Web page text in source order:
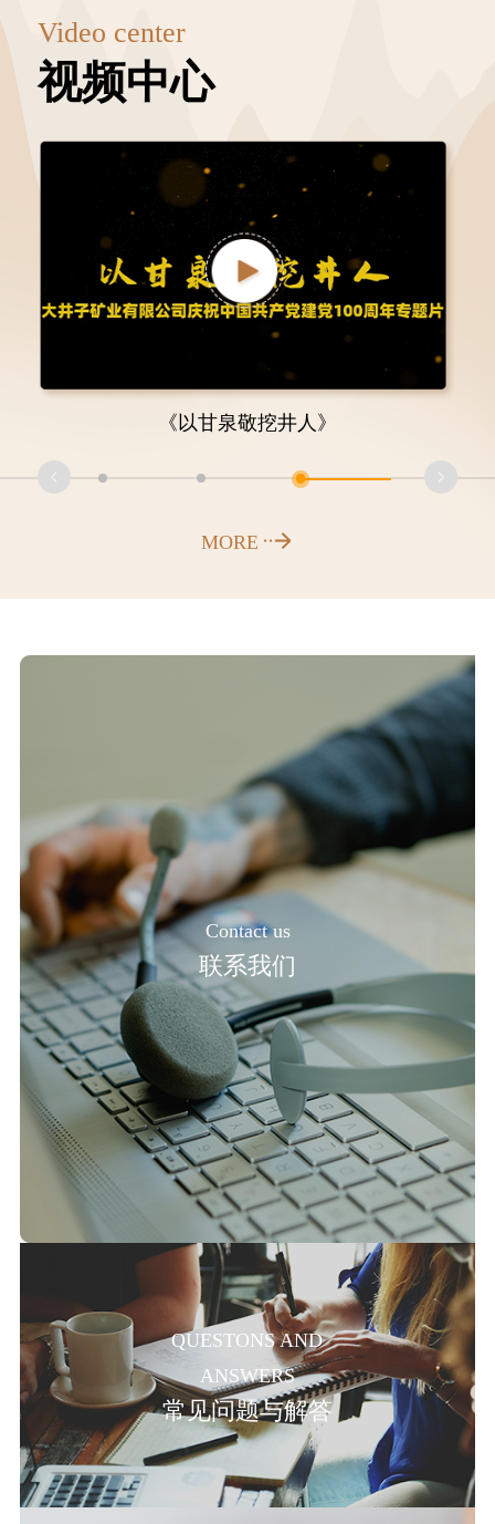
Video center
视频中心
《以甘泉敬挖井人》
MORE
Contact us
联系我们
QUESTONS AND
ANSWERS
常见问题与解答